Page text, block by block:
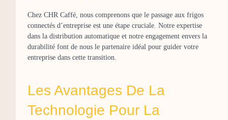
Chez CHR Caffé, nous comprenons que le passage aux frigos
connectés d’entreprise est une étape cruciale. Notre expertise
dans la distribution automatique et notre engagement envers la
durabilité font de nous le partenaire idéal pour guider votre
entreprise dans cette transition.
Les Avantages De La
Technologie Pour La